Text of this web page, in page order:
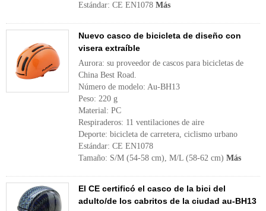
Estándar: CE EN1078 Más
Nuevo casco de bicicleta de diseño con
visera extraíble
Aurora: su proveedor de cascos para bicicletas de
China Best Road.
Número de modelo: Au-BH13
Peso: 220 g
Material: PC
Respiraderos: 11 ventilaciones de aire
Deporte: bicicleta de carretera, ciclismo urbano
Estándar: CE EN1078
Tamaño: S/M (54-58 cm), M/L (58-62 cm) Más
El CE certificó el casco de la bici del
adulto/de los cabritos de la ciudad au-BH13